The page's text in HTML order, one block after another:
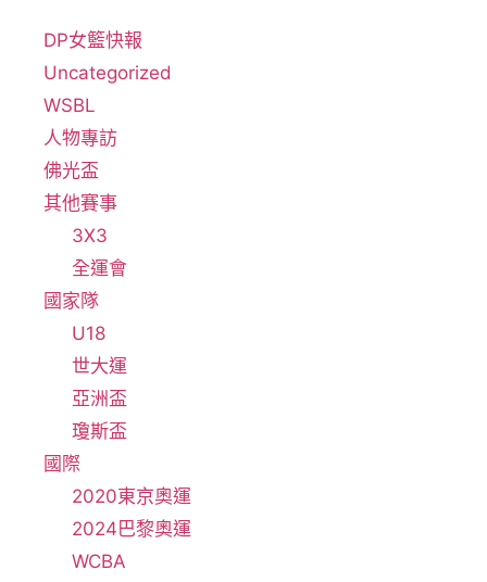
DP女籃快報
Uncategorized
WSBL
人物專訪
佛光盃
其他賽事
3X3
全運會
國家隊
U18
世大運
亞洲盃
瓊斯盃
國際
2020東京奧運
2024巴黎奧運
WCBA